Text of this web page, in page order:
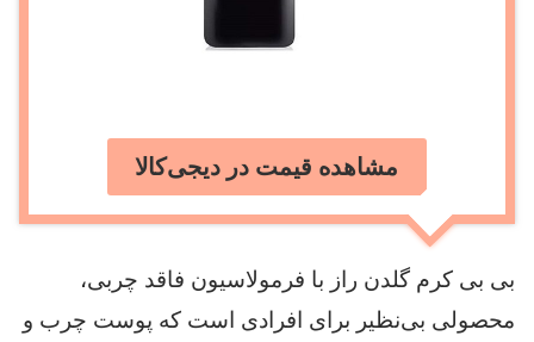
مشاهده قیمت در دیجی‌کالا
بی بی کرم گلدن راز با فرمولاسیون فاقد چربی،
محصولی بی‌نظیر برای افرادی است که پوست چرب و